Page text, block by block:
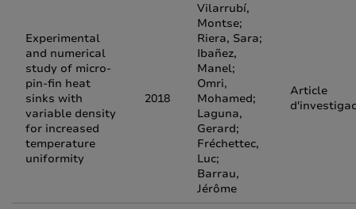
Experimental
and numerical
study of micro-
pin-fin heat
sinks with
variable density
for increased
temperature
uniformity
2018
Vilarrubí,
Montse;
Riera, Sara;
Ibañez,
Manel;
Omri,
Mohamed;
Laguna,
Gerard;
Fréchettec,
Luc;
Barrau,
Jérôme
Article